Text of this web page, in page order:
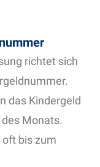
richtet sich
das Kindergeld
Monats.
bis zum